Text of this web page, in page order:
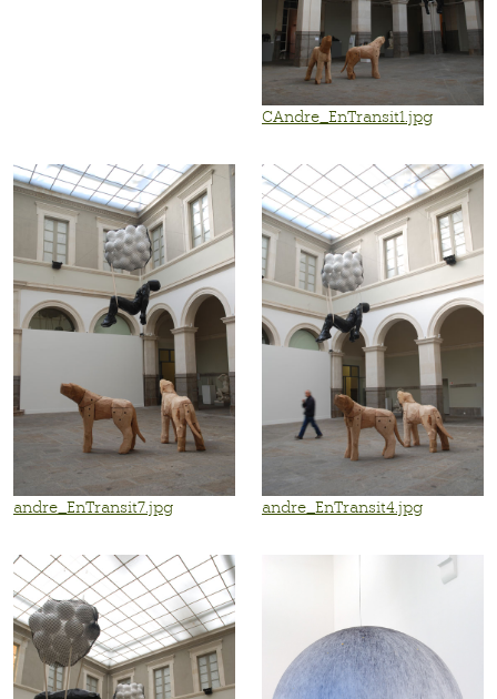
CAndre_EnTransit1.jpg
andre_EnTransit7.jpg andre_EnTransit4.jpg